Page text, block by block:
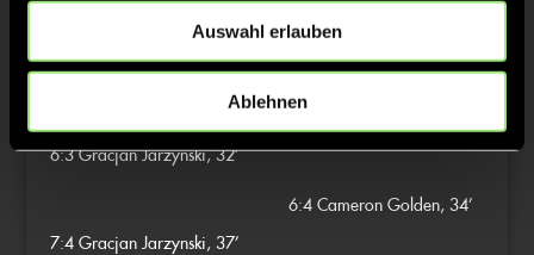
Auswahl erlauben
Ablehnen
4:3 Philip Schmid, 27’
3/4
Gracjan Jarzynski, 31’
6:3 Gracjan Jarzynski, 32’
6:4 Cameron Golden, 34’
7:4 Gracjan Jarzynski, 37’